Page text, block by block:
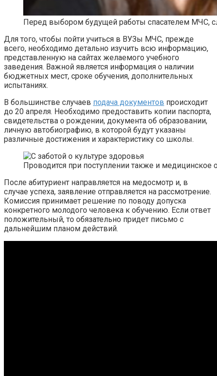
Перед выбором будущей работы спасателем МЧС,
Для того, чтобы пойти учиться в ВУЗы МЧС, прежде
всего, необходимо детально изучить всю информацию,
представленную на сайтах желаемого учебного
заведения. Важной является информация о наличии
бюджетных мест, сроке обучения, дополнительных
испытаниях.
В большинстве случаев подача документов происходит
до 20 апреля. Необходимо предоставить копии паспорта,
свидетельства о рождении, документа об образовании,
личную автобиографию, в которой будут указаны
различные достижения и характеристику со школы.
Проводится при поступлении также и медицинское
После абитуриент направляется на медосмотр и, в
случае успеха, заявление отправляется на рассмотрение.
Комиссия принимает решение по поводу допуска
конкретного молодого человека к обучению. Если ответ
положительный, то обязательно придет письмо с
дальнейшим планом действий.